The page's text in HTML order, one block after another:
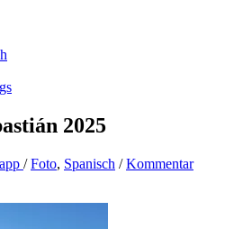
2025
/Foto, Spanisch /Kommentar